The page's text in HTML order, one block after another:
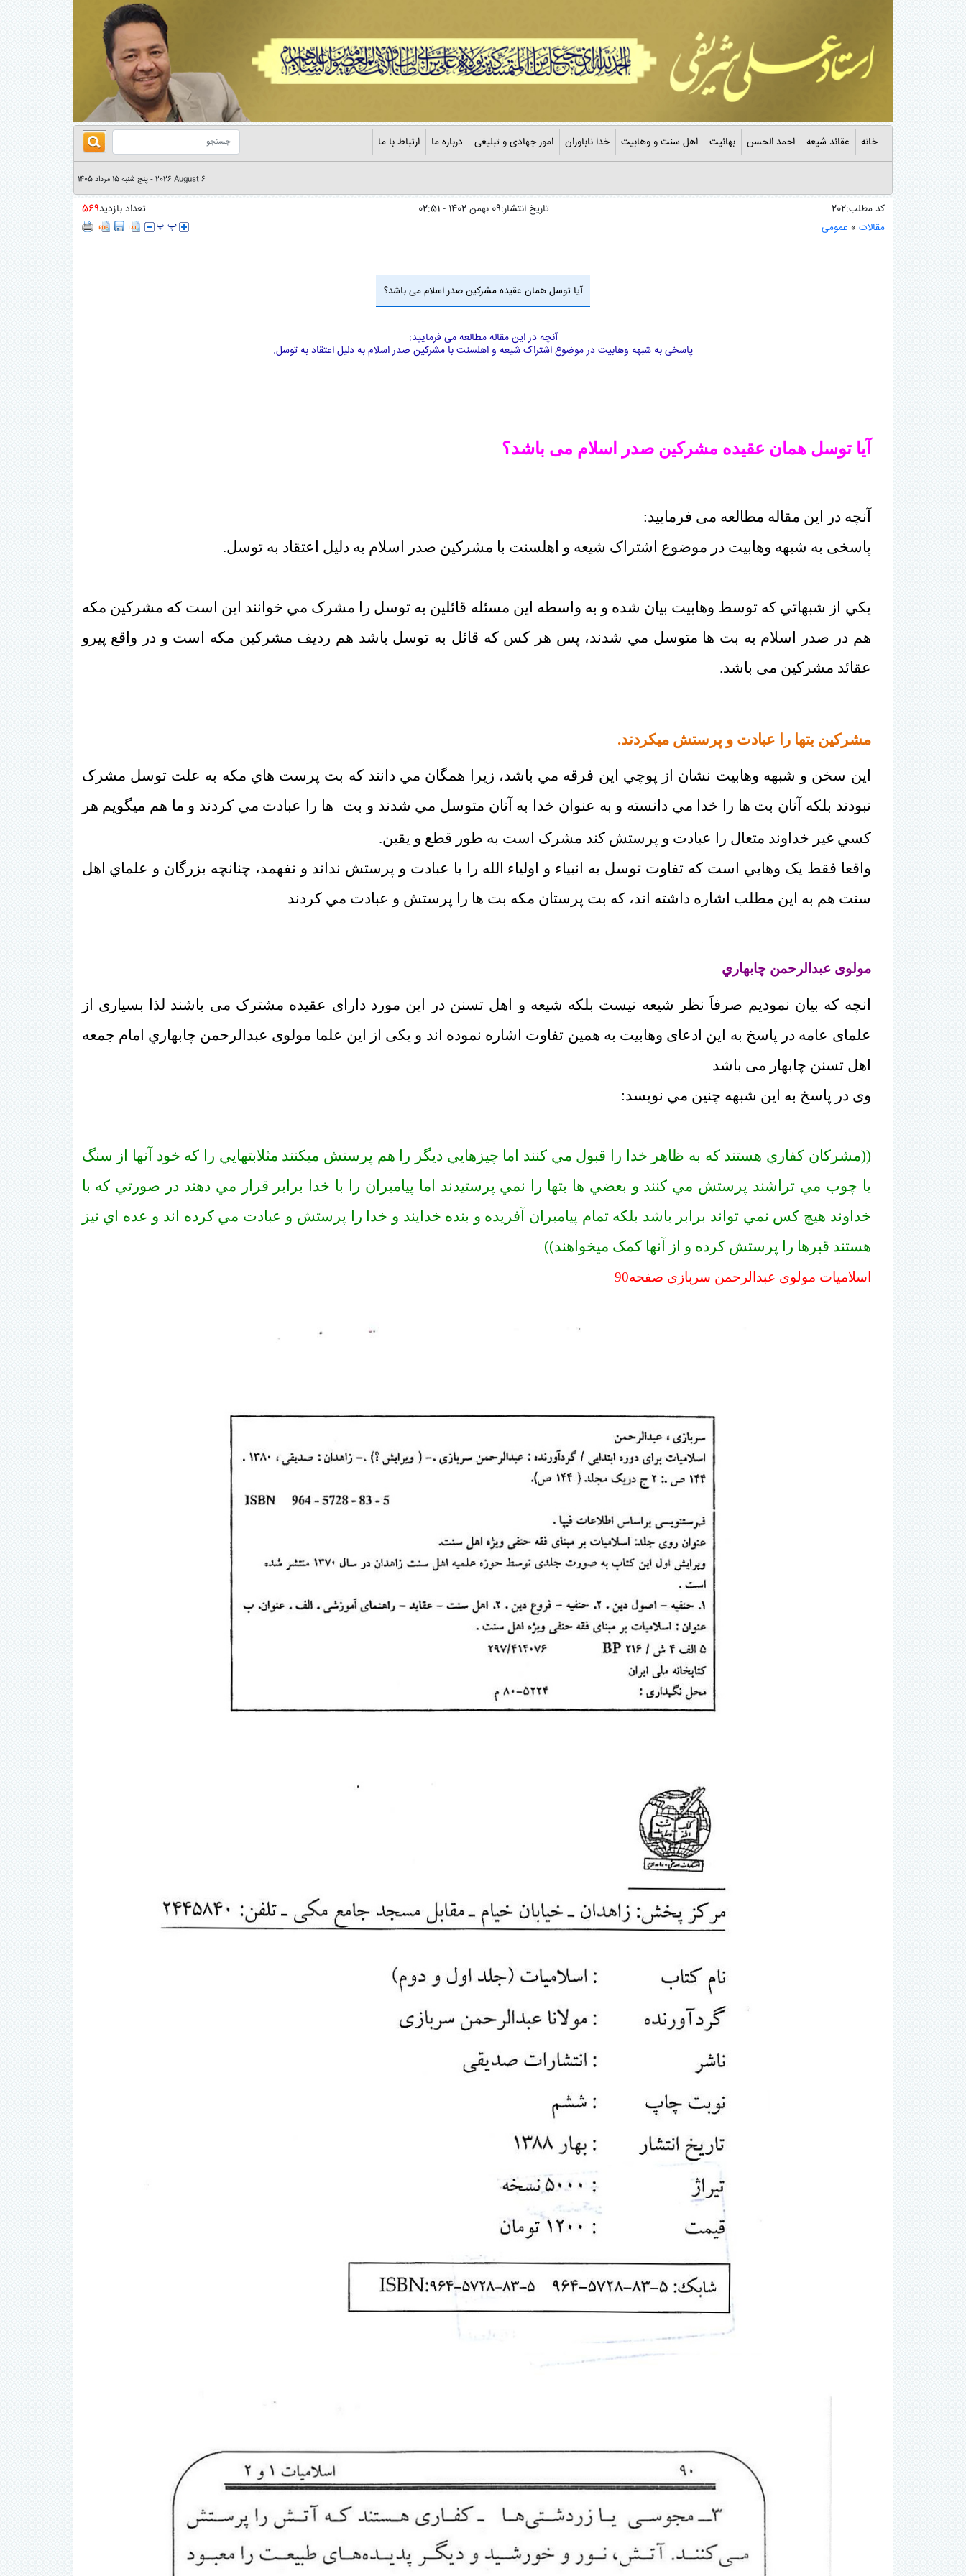
خانه عقائد شیعه احمد الحسن بهائیت اهل سنت و وهابیت خدا ناباوران امور جهادی و تبلیغی درباره ما ارتباط با ما
2026 August 6
- پنج شنبه 15 مرداد 1405
کد مطلب:202 تاریخ انتشار:09 بهمن 1402 - 02:51 تعداد بازدید569
مقالات » عمومی
آیا توسل همان عقیده مشرکین صدر اسلام می باشد؟
آنچه در این مقاله مطالعه می فرمایید:
پاسخی به شبهه وهابیت در موضوع اشتراک شیعه و اهلسنت با مشرکین صدر اسلام به دلیل اعتقاد به توسل.
آیا توسل همان عقیده مشرکین صدر اسلام می باشد؟
آنچه در این مقاله مطالعه می فرمایید:
پاسخی به شبهه وهابیت در موضوع اشتراک شیعه و اهلسنت با مشرکین صدر اسلام به دلیل اعتقاد به توسل.
يکي از شبهاتي که توسط وهابيت بيان شده و به واسطه اين مسئله قائلین به توسل را مشرک مي خوانند اين است که مشرکين مکه
هم در صدر اسلام به بت ها متوسل مي شدند، پس هر کس که قائل به توسل باشد هم رديف مشرکين مکه است و در واقع پیرو
عقائد مشرکین می باشد.
مشرکين بتها را عبادت و پرستش ميکردند.
اين سخن و شبهه وهابيت نشان از پوچي اين فرقه مي باشد، زيرا همگان مي دانند که بت پرست هاي مکه به علت توسل مشرک
نبودند بلکه آنان بت ها را خدا مي دانسته و به عنوان خدا به آنان متوسل مي شدند و بت
ها را عبادت مي کردند و ما هم ميگويم هر
کسي غير خداوند متعال را عبادت و پرستش کند مشرک است به طور قطع و يقين.
واقعا فقط يک وهابي است که تفاوت توسل به انبياء و اولياء الله را با عبادت و پرستش نداند و نفهمد، چنانچه بزرگان و علماي اهل
سنت هم به اين مطلب اشاره داشته اند، که بت پرستان مکه بت ها را پرستش و عبادت مي کردند
مولوی عبدالرحمن چابهاري
انچه که بیان نمودیم صرفاَ نظر شیعه نیست بلکه شیعه و اهل تسنن در این مورد دارای عقیده مشترک می باشند لذا بسیاری از
علمای عامه در پاسخ به این ادعای وهابیت به همین تفاوت اشاره نموده اند و یکی از این علما مولوی عبدالرحمن چابهاري امام جمعه
اهل تسنن چابهار می باشد
وی در پاسخ به این شبهه چنين مي نویسد:
((مشرکان کفاري هستند که به ظاهر خدا را قبول مي کنند اما چيزهايي ديگر را هم پرستش ميکنند مثلابتهايي را که خود آنها از سنگ
يا چوب مي تراشند پرستش مي کنند و بعضي ها بتها را نمي پرستيدند اما پيامبران را با خدا برابر قرار مي دهند در صورتي که با
خداوند هيچ کس نمي تواند برابر باشد بلکه تمام پيامبران آفريده و بنده خدايند و خدا را پرستش و عبادت مي کرده اند و عده اي نيز
هستند قبرها را پرستش کرده و از آنها کمک ميخواهند))
اسلامیات مولوی عبدالرحمن سربازی صفحه90